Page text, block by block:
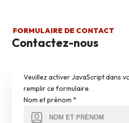
FORMULAIRE DE CONTACT
Contactez-nous
Veuillez activer JavaScript dans
remplir ce formulaire.
Nom et prénom *